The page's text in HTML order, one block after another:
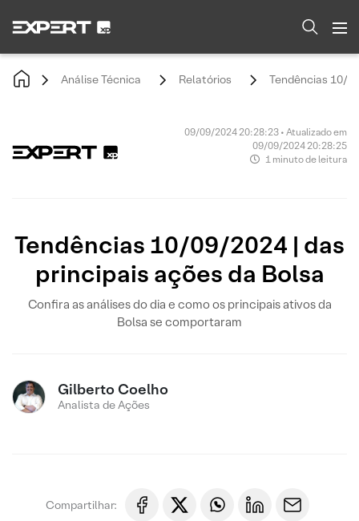
Análise Técnica Relatórios Tendências 10/
09/09/2024 20:28:23 • Atualizado em
09/09/2024 20:28:25
1 minuto de leitura
Tendências 10/09/2024 | das
principais ações da Bolsa
Confira as análises do dia e como os principais ativos da
Bolsa se comportaram
Gilberto Coelho
Analista de Ações
Compartilhar: